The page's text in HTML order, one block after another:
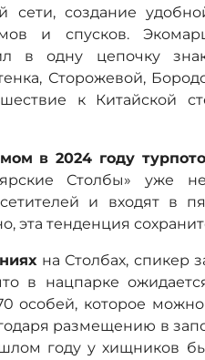
сети, создание
и спусков.
в одну цепочку
Сторожевой,
к Китайской
в 2024 году
Столбы» уже
и входят в
эта тенденция
на Столбах, спикер
в нацпарке
особей, которое
размещению в
году у хищников